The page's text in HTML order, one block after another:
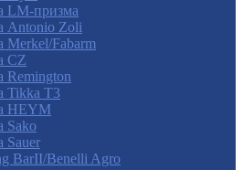
LM-призма
Antonio Zoli
Merkel/Fabarm
CZ
Remington
Tikka T3
HEYM
Sako
Sauer
BarII/Benelli Agro